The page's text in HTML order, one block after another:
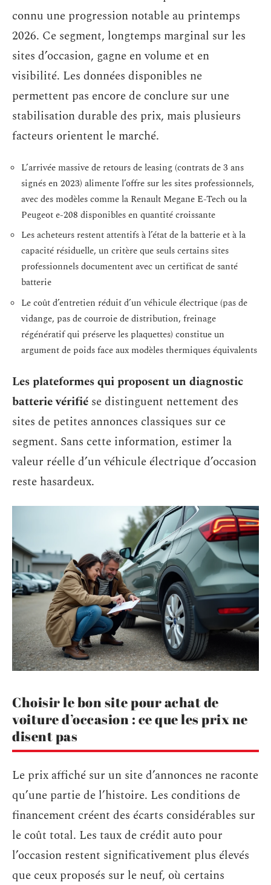
connu une progression notable au printemps
2026. Ce segment, longtemps marginal sur les
sites d’occasion, gagne en volume et en
visibilité. Les données disponibles ne
permettent pas encore de conclure sur une
stabilisation durable des prix, mais plusieurs
facteurs orientent le marché.
L’arrivée massive de retours de leasing (contrats de 3 ans
signés en 2023) alimente l’offre sur les sites professionnels,
avec des modèles comme la Renault Megane E-Tech ou la
Peugeot e-208 disponibles en quantité croissante
Les acheteurs restent attentifs à l’état de la batterie et à la
capacité résiduelle, un critère que seuls certains sites
professionnels documentent avec un certificat de santé
batterie
Le coût d’entretien réduit d’un véhicule électrique (pas de
vidange, pas de courroie de distribution, freinage
régénératif qui préserve les plaquettes) constitue un
argument de poids face aux modèles thermiques équivalents
Les plateformes qui proposent un diagnostic
batterie vérifié se distinguent nettement des
sites de petites annonces classiques sur ce
segment. Sans cette information, estimer la
valeur réelle d’un véhicule électrique d’occasion
reste hasardeux.
Choisir le bon site pour achat de
voiture d’occasion : ce que les prix ne
disent pas
Le prix affiché sur un site d’annonces ne raconte
qu’une partie de l’histoire. Les conditions de
financement créent des écarts considérables sur
le coût total. Les taux de crédit auto pour
l’occasion restent significativement plus élevés
que ceux proposés sur le neuf, où certains